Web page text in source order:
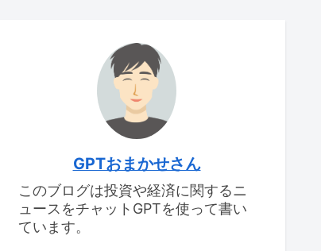
GPTおまかせさん
このブログは投資や経済に関するニ
ュースをチャットGPTを使って書い
ています。